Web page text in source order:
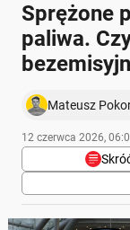
Sprężone
paliwa.
Mateusz
12 czerwca 2026,